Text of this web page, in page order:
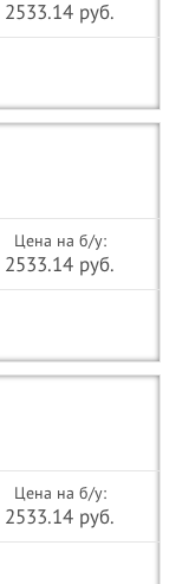
2533.14 руб.
Цена на б/у:
2533.14 руб.
Цена на б/у:
2533.14 руб.